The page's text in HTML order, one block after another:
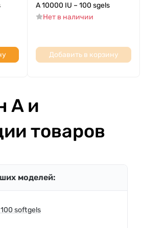
A 10000 IU – 100 sgels
Нет в наличии
Добавить в корзину
A и
товаров
моделей:
softgels